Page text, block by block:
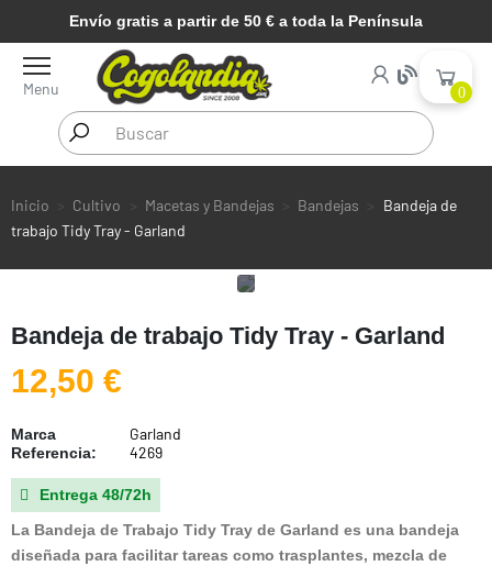
Envío gratis a partir de 50 € a toda la Península
Menu 0
Inicio Cultivo Macetas y Bandejas Bandejas
Bandeja de
trabajo Tidy Tray - Garland
Bandeja de trabajo Tidy Tray - Garland
12,50 €
Marca Garland
Referencia: 4269

Entrega 48/72h
La Bandeja de Trabajo Tidy Tray de Garland es una bandeja
diseñada para facilitar tareas como trasplantes, mezcla de